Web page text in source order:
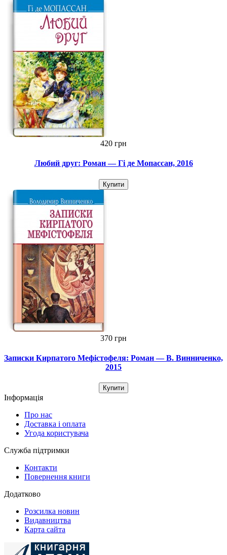
420 грн
Любий друг: Роман — Гі де Мопассан, 2016
Купити
370 грн
Записки Кирпатого Мефiстофеля: Роман — В. Винниченко,
2015
Купити
Інформація
Про нас
Доставка і оплата
Угода користувача
Служба підтримки
Контакти
Повернення книги
Додатково
Розсилка новин
Видавництва
Карта сайта